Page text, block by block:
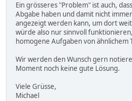
Ein grösseres "Problem" ist auch,
Abgabe haben und damit nicht
angezeigt werden kann, um dort
würde also nur sinnvoll
homogene Aufgaben von ähnlichem
Wir werden den Wunsch gern
Moment noch keine gute Lösung.
Viele Grüsse,
Michael